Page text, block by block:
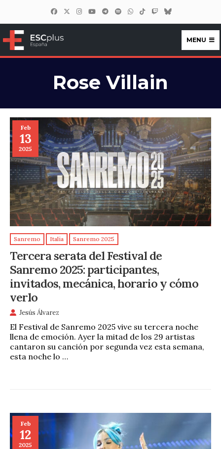
ESCplus España
MENU
Rose Villain
Feb
13
2025
Sanremo Italia Sanremo 2025
Tercera serata del Festival de
Sanremo 2025: participantes,
invitados, mecánica, horario y cómo
verlo
Jesús Álvarez
El Festival de Sanremo 2025 vive su tercera noche
llena de emoción. Ayer la mitad de los 29 artistas
cantaron su canción por segunda vez esta semana,
esta noche lo …
Feb
12
2025